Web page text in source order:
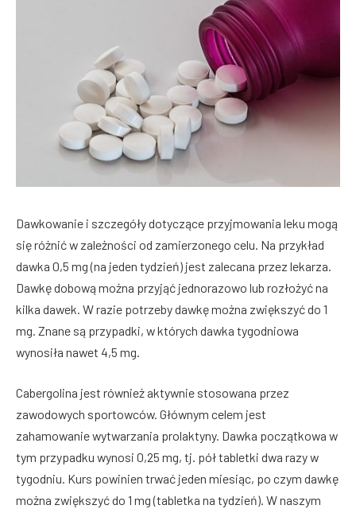
Dawkowanie i szczegóły dotyczące przyjmowania leku mogą
się różnić w zależności od zamierzonego celu. Na przykład
dawka 0,5 mg (na jeden tydzień) jest zalecana przez lekarza.
Dawkę dobową można przyjąć jednorazowo lub rozłożyć na
kilka dawek. W razie potrzeby dawkę można zwiększyć do 1
mg. Znane są przypadki, w których dawka tygodniowa
wynosiła nawet 4,5 mg.
Cabergolina jest również aktywnie stosowana przez
zawodowych sportowców. Głównym celem jest
zahamowanie wytwarzania prolaktyny. Dawka początkowa w
tym przypadku wynosi 0,25 mg, tj. pół tabletki dwa razy w
tygodniu. Kurs powinien trwać jeden miesiąc, po czym dawkę
można zwiększyć do 1 mg (tabletka na tydzień). W naszym